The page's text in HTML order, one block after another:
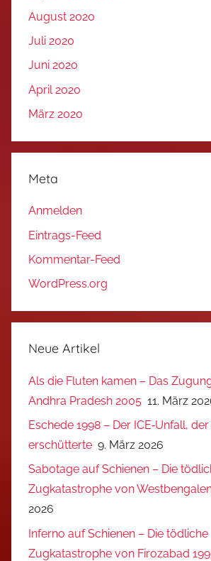
August 2020
Juli 2020
Juni 2020
April 2020
März 2020
Meta
Anmelden
Eintrags-Feed
Kommentar-Feed
WordPress.org
Neue Artikel
Als die Fluten kamen – Das
Andhra Pradesh 2005 11. März
Eschede 1998 – Der ICE‑Unfall,
erschütterte 9. März 2026
Sabotage auf Schienen – Die
Zugkatastrophe von
2026
Inferno auf Schienen – Die tödliche
Zugkatastrophe von Firozabad